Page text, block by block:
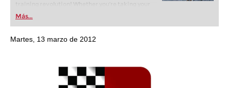
training revolution! Whether you’re taking your
first steps into the world of club chess, or already
playing at a tournament level: with FRITZ, you can
train more efficiently, intelligently and with a
more personalised approach than ever before.
Más...
Martes, 13 marzo de 2012